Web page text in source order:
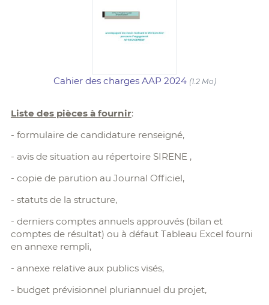
Cahier des charges AAP 2024 (1.2 Mo)
Liste des pièces à fournir:
- formulaire de candidature renseigné,
- avis de situation au répertoire SIRENE ,
- copie de parution au Journal Officiel,
- statuts de la structure,
- derniers comptes annuels approuvés (bilan et
comptes de résultat) ou à défaut Tableau Excel fourni
en annexe rempli,
- annexe relative aux publics visés,
- budget prévisionnel pluriannuel du projet,